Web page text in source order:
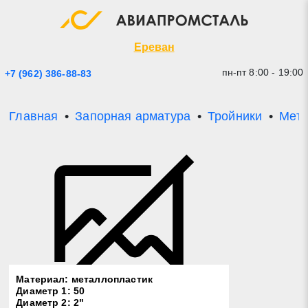
Ереван
+7 (962) 386-88-83 пн-пт 8:00 - 19:00
Главная Запорная арматура Тройники
Материал: металлопластик
Диаметр 1: 50
Диаметр 2: 2"
Экспресс заявка
* - обязательные поля для заполнения
Прикрепить файл (до 20 mb)